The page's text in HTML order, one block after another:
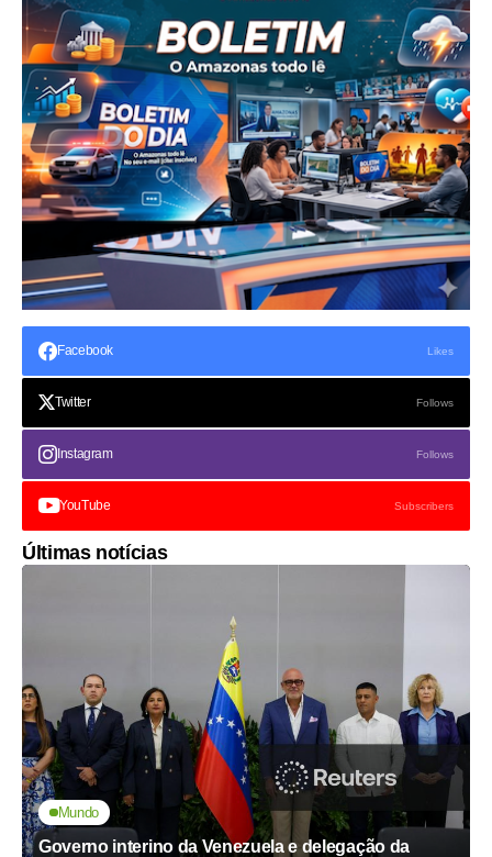
Facebook Likes
Twitter Follows
Instagram Follows
YouTube Subscribers
Últimas notícias
Mundo
Governo interino da Venezuela e delegação da